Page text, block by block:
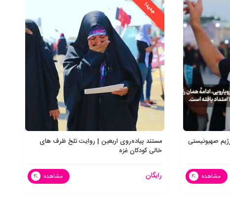
صهیونیستی
مشاهده
مستند پیاده‌روی اربعین | روایت تلخ ظرف های
خالی کودکان غزه
رایگان مشاهده